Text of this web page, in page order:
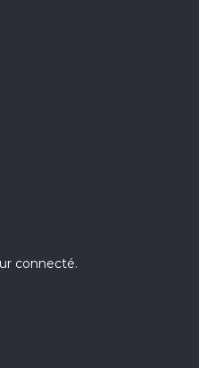
connecté.